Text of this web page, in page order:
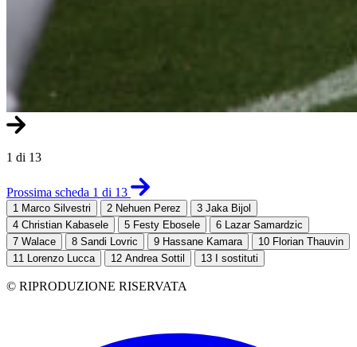
1 di 13
Prossima scheda 1 di 13
1 Marco Silvestri 2 Nehuen Perez 3 Jaka Bijol
4 Christian Kabasele 5 Festy Ebosele 6
Lazar Samardzic
7 Walace 8 Sandi Lovric 9 Hassane Kamara 10 Florian Thauvin
11
Lorenzo Lucca 12 Andrea Sottil 13 I sostituti
© RIPRODUZIONE RISERVATA